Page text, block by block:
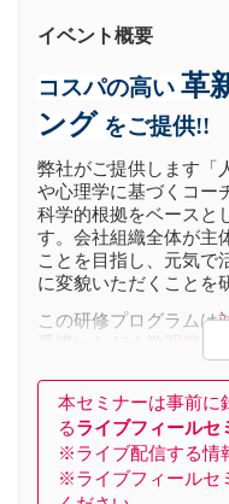
イベント概要
コスパの高い 革
ング をご提供!!
弊社がご提供します「
や心理学に基づくコー
科学的根拠をベースと
す。会社組織全体が主
ことを目指し、元気で
に変貌いただくことを
この研修プログラムは
受講いただく学習深度
３段階のフェーズに
フェーズ１（受講対
このフェーズは、自己
本セミナーは事前に
るライブフィールセ
※ライブ配信する情
※ライブフィールセ